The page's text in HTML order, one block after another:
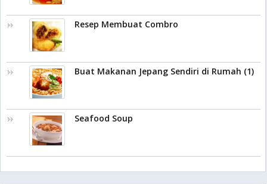
Resep Membuat Combro
Buat Makanan Jepang Sendiri di Rumah (1)
Seafood Soup